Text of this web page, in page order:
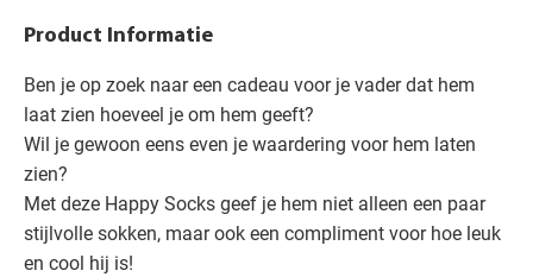
Product Informatie
Ben je op zoek naar een cadeau voor je vader dat hem
laat zien hoeveel je om hem geeft?
Wil je gewoon eens even je waardering voor hem laten
zien?
Met deze Happy Socks geef je hem niet alleen een paar
stijlvolle sokken, maar ook een compliment voor hoe leuk
en cool hij is!